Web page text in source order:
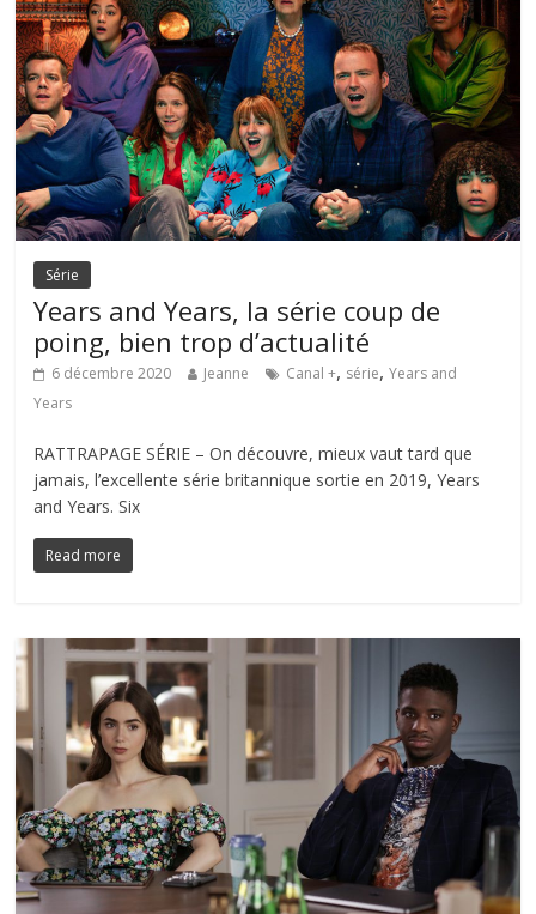
Série
Years and Years, la série coup de
poing, bien trop d’actualité
6 décembre 2020 Jeanne Canal +, série,Years and
Years
RATTRAPAGE SÉRIE – On découvre, mieux vaut tard que
jamais, l’excellente série britannique sortie en 2019, Years
and Years. Six
Read more